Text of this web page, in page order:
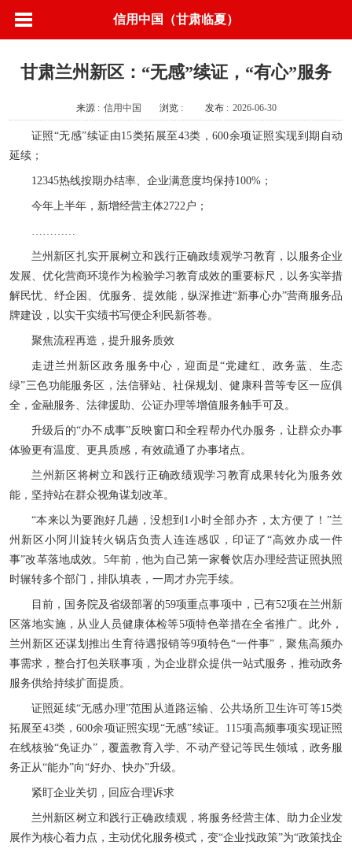
信用中国（甘肃临夏）
甘肃兰州新区：“无感”续证，“有心”服务
来源 : 信用中国 浏览 : 发布 : 2026-06-30
证照“无感”续证由15类拓展至43类，600余项证照实现到期自动
延续；
12345热线按期办结率、企业满意度均保持100%；
今年上半年，新增经营主体2722户；
…………
兰州新区扎实开展树立和践行正确政绩观学习教育，以服务企业
发展、优化营商环境作为检验学习教育成效的重要标尺，以务实举措
解民忧、纾企困、优服务、提效能，纵深推进“新事心办”营商服务品
牌建设，以实干实绩书写便企利民新答卷。
聚焦流程再造，提升服务质效
走进兰州新区政务服务中心，迎面是“党建红、政务蓝、生态
绿”三色功能服务区，法信驿站、社保规划、健康科普等专区一应俱
全，金融服务、法律援助、公证办理等增值服务触手可及。
升级后的“办不成事”反映窗口和全程帮办代办服务，让群众办事
体验更有温度、更具质感，有效疏通了办事堵点。
兰州新区将树立和践行正确政绩观学习教育成果转化为服务效
能，坚持站在群众视角谋划改革。
“本来以为要跑好几趟，没想到1小时全部办齐，太方便了！”兰
州新区小阿川旋转火锅店负责人连连感叹，印证了“高效办成一件
事”改革落地成效。5年前，他为自己第一家餐饮店办理经营证照执照
时辗转多个部门，排队填表，一周才办完手续。
目前，国务院及省级部署的59项重点事项中，已有52项在兰州新
区落地实施，从业人员健康体检等5项特色举措在全省推广。此外，
兰州新区还谋划推出生育待遇报销等9项特色“一件事”，聚焦高频办
事需求，整合打包关联事项，为企业群众提供一站式服务，推动政务
服务供给持续扩面提质。
证照延续“无感办理”范围从道路运输、公共场所卫生许可等15类
拓展至43类，600余项证照实现“无感”续证。115项高频事项实现证照
在线核验“免证办”，覆盖教育入学、不动产登记等民生领域，政务服
务正从“能办”向“好办、快办”升级。
紧盯企业关切，回应合理诉求
兰州新区树立和践行正确政绩观，将服务经营主体、助力企业发
展作为核心着力点，主动优化服务模式，变“企业找政策”为“政策找企